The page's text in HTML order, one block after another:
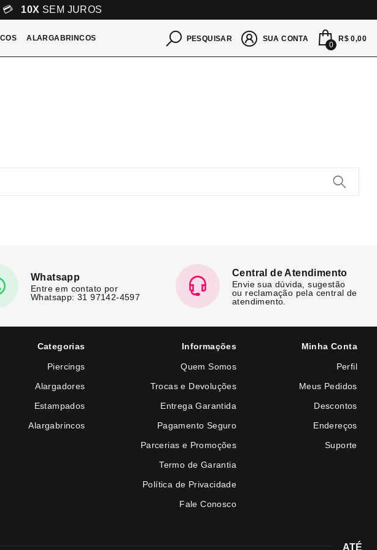
💳 10X SEM JUROS
ALARGABRINCOS PESQUISAR SUA CONTA
0
R$ 0,00
Whatsapp
Entre em contato por
Whatsapp: 31 97142-4597
Central de Atendimento
Envie sua dúvida, sugestão
ou reclamação pela central de
atendimento.
Categorias
Piercings
Alargadores
Estampados
Alargabrincos
Informações
Quem Somos
Trocas e Devoluções
Entrega Garantida
Pagamento Seguro
Parcerias e Promoções
Termo de Garantia
Política de Privacidade
Fale Conosco
Minha Conta
Perfil
Meus Pedidos
Descontos
Endereços
Suporte
ATÉ